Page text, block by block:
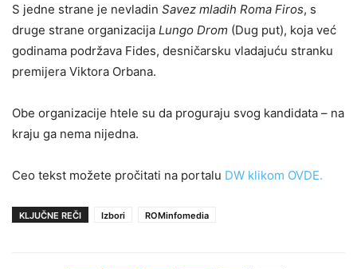
S jedne strane je nevladin Savez mladih Roma Firos, s
druge strane organizacija Lungo Drom (Dug put), koja već
godinama podržava Fides, desničarsku vladajuću stranku
premijera Viktora Orbana.
Obe organizacije htele su da proguraju svog kandidata – na
kraju ga nema nijedna.
Ceo tekst možete pročitati na portalu DW klikom OVDE.
KLJUČNE REČI Izbori ROMinfomedia